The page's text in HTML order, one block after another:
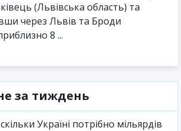
(Львівська область) та
через Львів та Броди
8 ...
за тиждень
Україні потрібно мільярдів